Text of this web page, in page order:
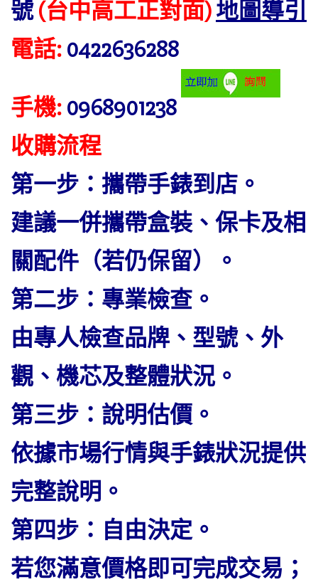
號(台中高工正對面)地圖導引
電話: 0422636288
手機: 0968901238
收購流程
第一步：攜帶手錶到店。
建議一併攜帶盒裝、保卡及相
關配件（若仍保留）。
第二步：專業檢查。
由專人檢查品牌、型號、外
觀、機芯及整體狀況。
第三步：說明估價。
依據市場行情與手錶狀況提供
完整說明。
第四步：自由決定。
若您滿意價格即可完成交易；